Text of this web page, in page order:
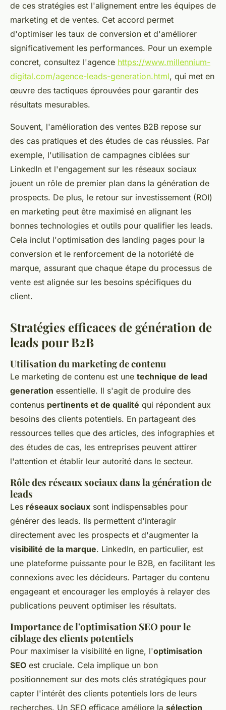
de ces stratégies est l'alignement entre les équipes de
marketing et de ventes. Cet accord permet
d'optimiser les taux de conversion et d'améliorer
significativement les performances. Pour un exemple
concret, consultez l'agence https://www.millennium-
digital.com/agence-leads-generation.html, qui met en
œuvre des tactiques éprouvées pour garantir des
résultats mesurables.
Souvent, l'amélioration des ventes B2B repose sur
des cas pratiques et des études de cas réussies. Par
exemple, l'utilisation de campagnes ciblées sur
LinkedIn et l'engagement sur les réseaux sociaux
jouent un rôle de premier plan dans la génération de
prospects. De plus, le retour sur investissement (ROI)
en marketing peut être maximisé en alignant les
bonnes technologies et outils pour qualifier les leads.
Cela inclut l'optimisation des landing pages pour la
conversion et le renforcement de la notoriété de
marque, assurant que chaque étape du processus de
vente est alignée sur les besoins spécifiques du
client.
Stratégies efficaces de génération de
leads pour B2B
Utilisation du marketing de contenu
Le marketing de contenu est une technique de lead
generation essentielle. Il s'agit de produire des
contenus pertinents et de qualité qui répondent aux
besoins des clients potentiels. En partageant des
ressources telles que des articles, des infographies et
des études de cas, les entreprises peuvent attirer
l'attention et établir leur autorité dans le secteur.
Rôle des réseaux sociaux dans la génération de
leads
Les réseaux sociaux sont indispensables pour
générer des leads. Ils permettent d'interagir
directement avec les prospects et d'augmenter la
visibilité de la marque. LinkedIn, en particulier, est
une plateforme puissante pour le B2B, en facilitant les
connexions avec les décideurs. Partager du contenu
engageant et encourager les employés à relayer des
publications peuvent optimiser les résultats.
Importance de l'optimisation SEO pour le
ciblage des clients potentiels
Pour maximiser la visibilité en ligne, l'optimisation
SEO est cruciale. Cela implique un bon
positionnement sur des mots clés stratégiques pour
capter l'intérêt des clients potentiels lors de leurs
recherches. Un SEO efficace améliore la sélection